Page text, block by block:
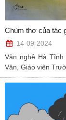
Chùm thơ của tác
14-09-2024
Văn nghệ Hà
Vân, Giáo viên